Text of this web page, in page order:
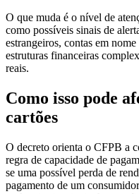
O que muda é o nível de
como possíveis sinais de
estrangeiros, contas em
estruturas financeiras
reais.
Como isso pode
cartões
O decreto orienta o CFPB a
regra de capacidade de
se uma possível perda de
pagamento de um